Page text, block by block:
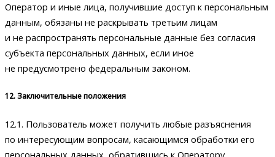
Оператор и иные лица, получившие доступ к персональным
данным, обязаны не раскрывать третьим лицам
и не распространять персональные данные без согласия
субъекта персональных данных, если иное
не предусмотрено федеральным законом.
12. Заключительные положения
12.1. Пользователь может получить любые разъяснения
по интересующим вопросам, касающимся обработки его
персональных данных, обратившись к Оператору